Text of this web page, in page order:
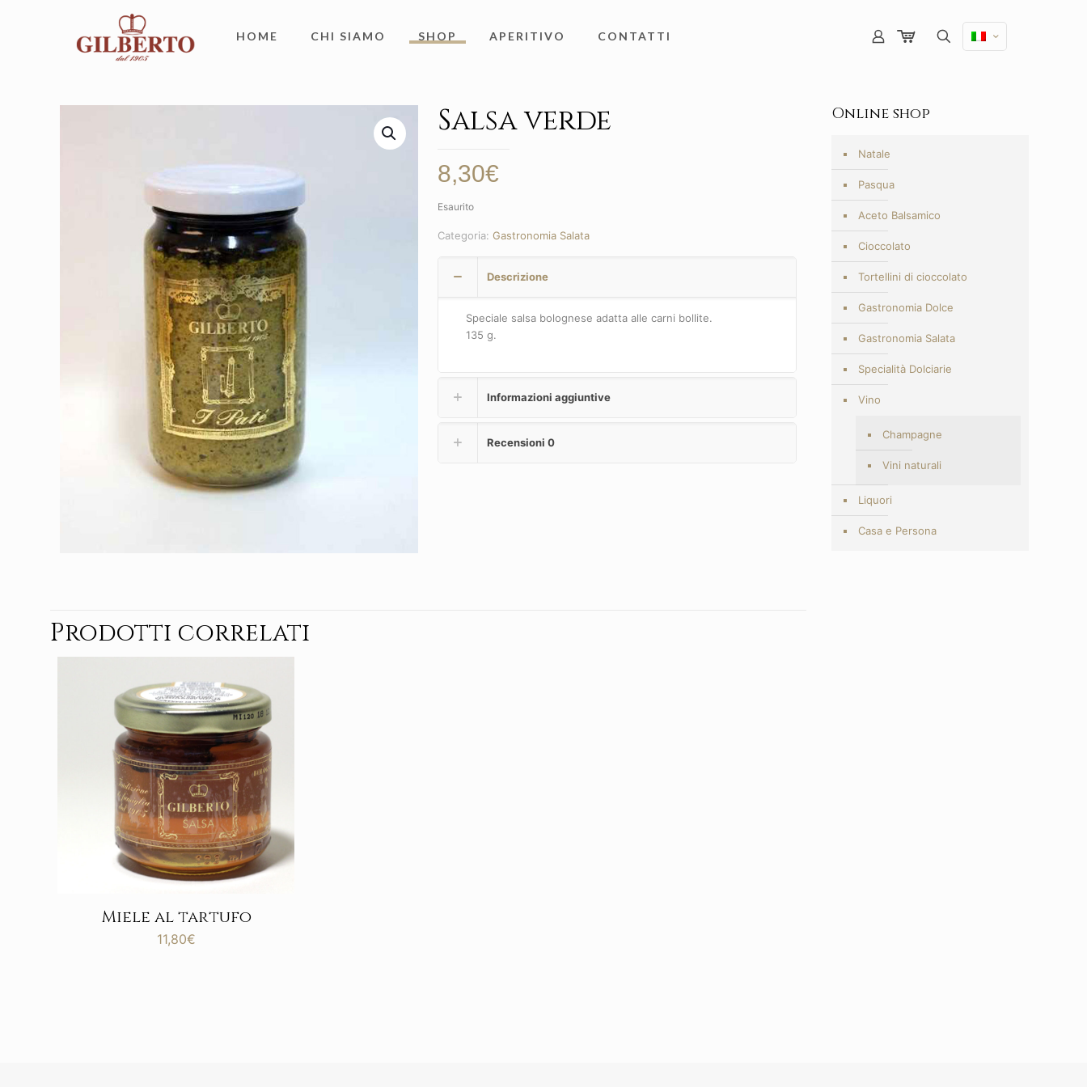
HOME CHI SIAMO SHOP APERITIVO CONTATTI
Salsa verde
8,30€
Esaurito
Categoria:Gastronomia Salata
Descrizione
Speciale salsa bolognese adatta alle carni bollite.
135 g.
Informazioni aggiuntive
Recensioni0
Prodotti correlati
Miele al tartufo
11,80€
Online shop
Natale
Pasqua
Aceto Balsamico
Cioccolato
Tortellini di cioccolato
Gastronomia Dolce
Gastronomia Salata
Specialità Dolciarie
Vino
Champagne
Vini naturali
Liquori
Casa e Persona